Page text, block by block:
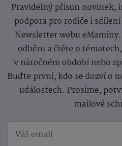
Pravidelný přísun novinek,
podpora pro rodiče i
Newsletter webu
odběru a čtěte o
v náročném období nebo
Buďte první, kdo se dozví o
událostech. Prosíme,
mailové